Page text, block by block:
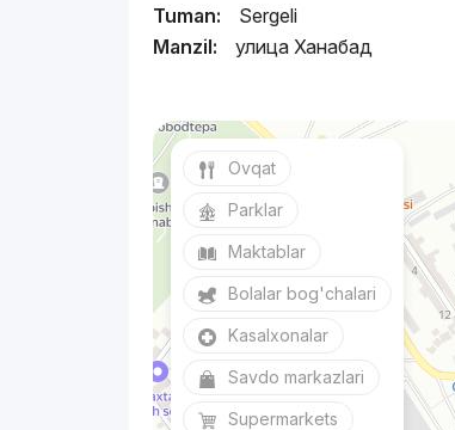
Tuman:
Sergeli
Manzil:
улица Ханабад
Ovqat
Parklar
Maktablar
Bolalar bog'chalari
Kasalxonalar
Savdo markazlari
Supermarkets